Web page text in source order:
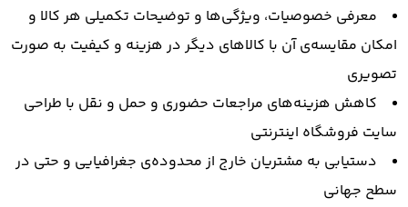
معرفی خصوصیات، ویژگی‌ها و توضیحات تکمیلی هر کالا و
امکان مقایسه‌ی آن با کالاهای دیگر در هزینه و کیفیت به صورت
تصویری
کاهش هزینه‌های مراجعات حضوری و حمل و نقل با طراحی
سایت فروشگاه اینترنتی
دستیابی به مشتریان خارج از محدوده‌ی جغرافیایی و حتی در
سطح جهانی